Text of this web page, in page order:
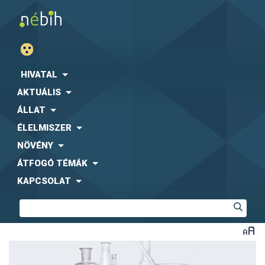
HIVATAL
AKTUÁLIS
ÁLLAT
ÉLELMISZER
NÖVÉNY
ÁTFOGÓ TÉMÁK
KAPCSOLAT